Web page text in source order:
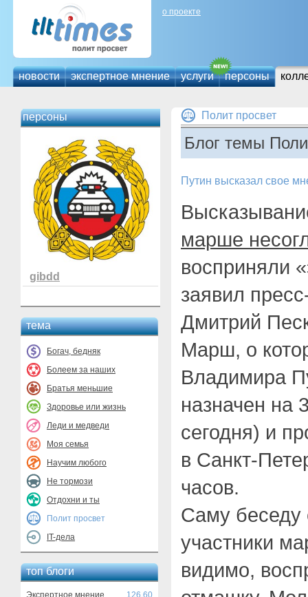
о проекте
новости экспертное мнение услуги персоны
персоны
gibdd
тема
Богач, бедняк
Болеем за наших
Братья меньшие
Здоровье или жизнь
Леди и медведи
Моя семья
Научим любого
Не тормози
Отдохни и ты
Полит просвет
IT-дела
топ блоги
Экспертное мнение
126.60
Полит просвет
Блог темы
Путин высказал свое
марше
восприняли
заявил
Дмитрий
Марш, о
Владимира
назначен на
сегодня) и
в Санкт-
часов.
Саму беседу
участники
видимо,